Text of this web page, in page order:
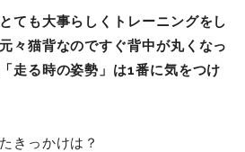
ても大事らしくトレーニングをし
々猫背なのですぐ背中が丸くなっ
走る時の姿勢」は1番に気をつけ
きっかけは？